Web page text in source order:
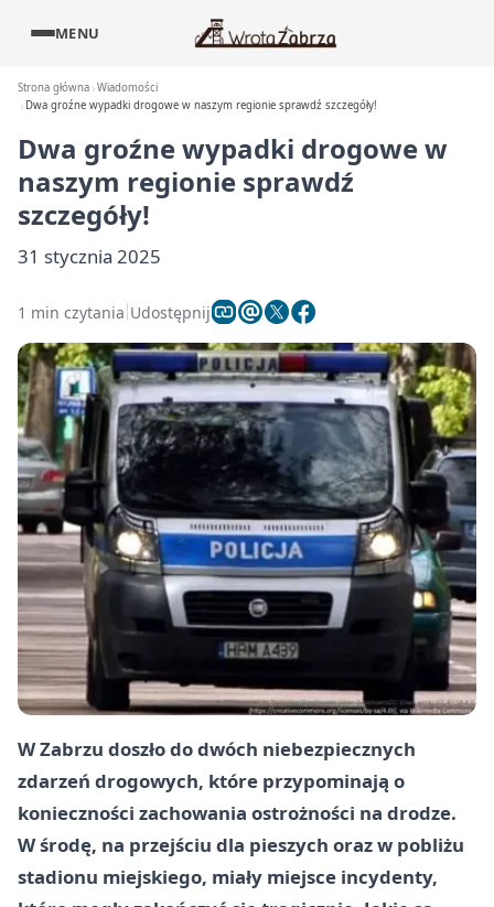
MENU
Strona główna Wiadomości
Dwa groźne wypadki drogowe w naszym regionie sprawdź szczegóły!
Dwa groźne wypadki drogowe w
naszym regionie sprawdź
szczegóły!
31 stycznia 2025
1 min czytania Udostępnij
W Zabrzu doszło do dwóch niebezpiecznych
zdarzeń drogowych, które przypominają o
konieczności zachowania ostrożności na drodze.
W środę, na przejściu dla pieszych oraz w pobliżu
stadionu miejskiego, miały miejsce incydenty,